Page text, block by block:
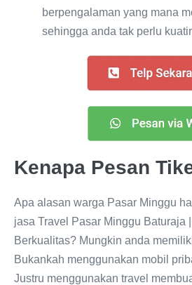
berpengalaman yang mana
sehingga anda tak perlu
Kenapa Pesan
Apa alasan warga Pasar Minggu
jasa Travel Pasar Minggu Baturaja
Berkualitas? Mungkin anda
Bukankah menggunakan mobil
Justru menggunakan travel